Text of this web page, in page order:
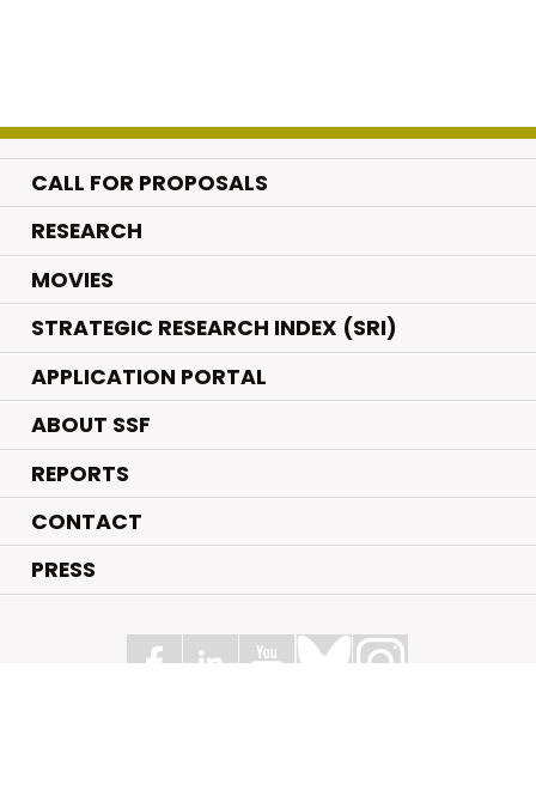
CALL FOR PROPOSALS
RESEARCH.
MOVIES.
STRATEGIC RESEARCH INDEX (SRI)
APPLICATION PORTAL
ABOUT SSF
REPORTS
CONTACT
PRESS